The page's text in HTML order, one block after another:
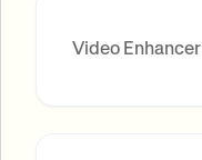
Video Enhancer